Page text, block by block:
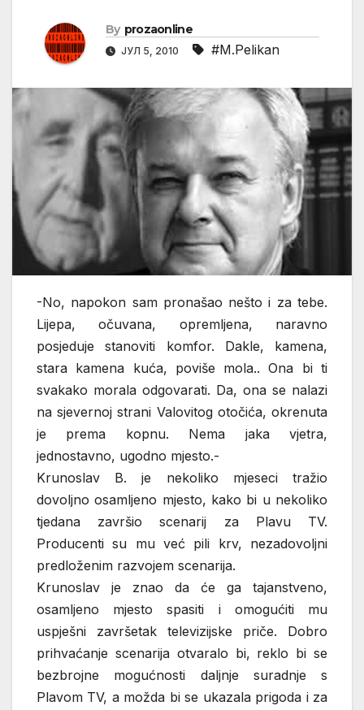
By prozaonline
ЈУЛ 5, 2010 #M.Pelikan
-No, napokon sam pronašao nešto i za tebe.
Lijepa, očuvana, opremljena, naravno
posjeduje stanoviti komfor. Dakle, kamena,
stara kamena kuća, poviše mola.. Ona bi ti
svakako morala odgovarati. Da, ona se nalazi
na sjevernoj strani Valovitog otočića, okrenuta
je prema kopnu. Nema jaka vjetra,
jednostavno, ugodno mjesto.-
Krunoslav B. je nekoliko mjeseci tražio
dovoljno osamljeno mjesto, kako bi u nekoliko
tjedana završio scenarij za Plavu TV.
Producenti su mu već pili krv, nezadovoljni
predloženim razvojem scenarija.
Krunoslav je znao da će ga tajanstveno,
osamljeno mjesto spasiti i omogućiti mu
uspješni završetak televizijske priče. Dobro
prihvaćanje scenarija otvaralo bi, reklo bi se
bezbrojne mogućnosti daljnje suradnje s
Plavom TV, a možda bi se ukazala prigoda i za